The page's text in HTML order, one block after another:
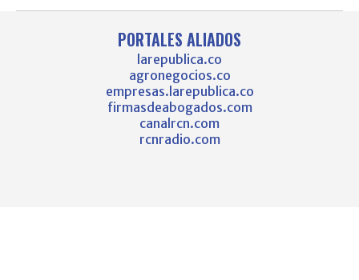
PORTALES ALIADOS
larepublica.co
agronegocios.co
empresas.larepublica.co
firmasdeabogados.com
canalrcn.com
rcnradio.com